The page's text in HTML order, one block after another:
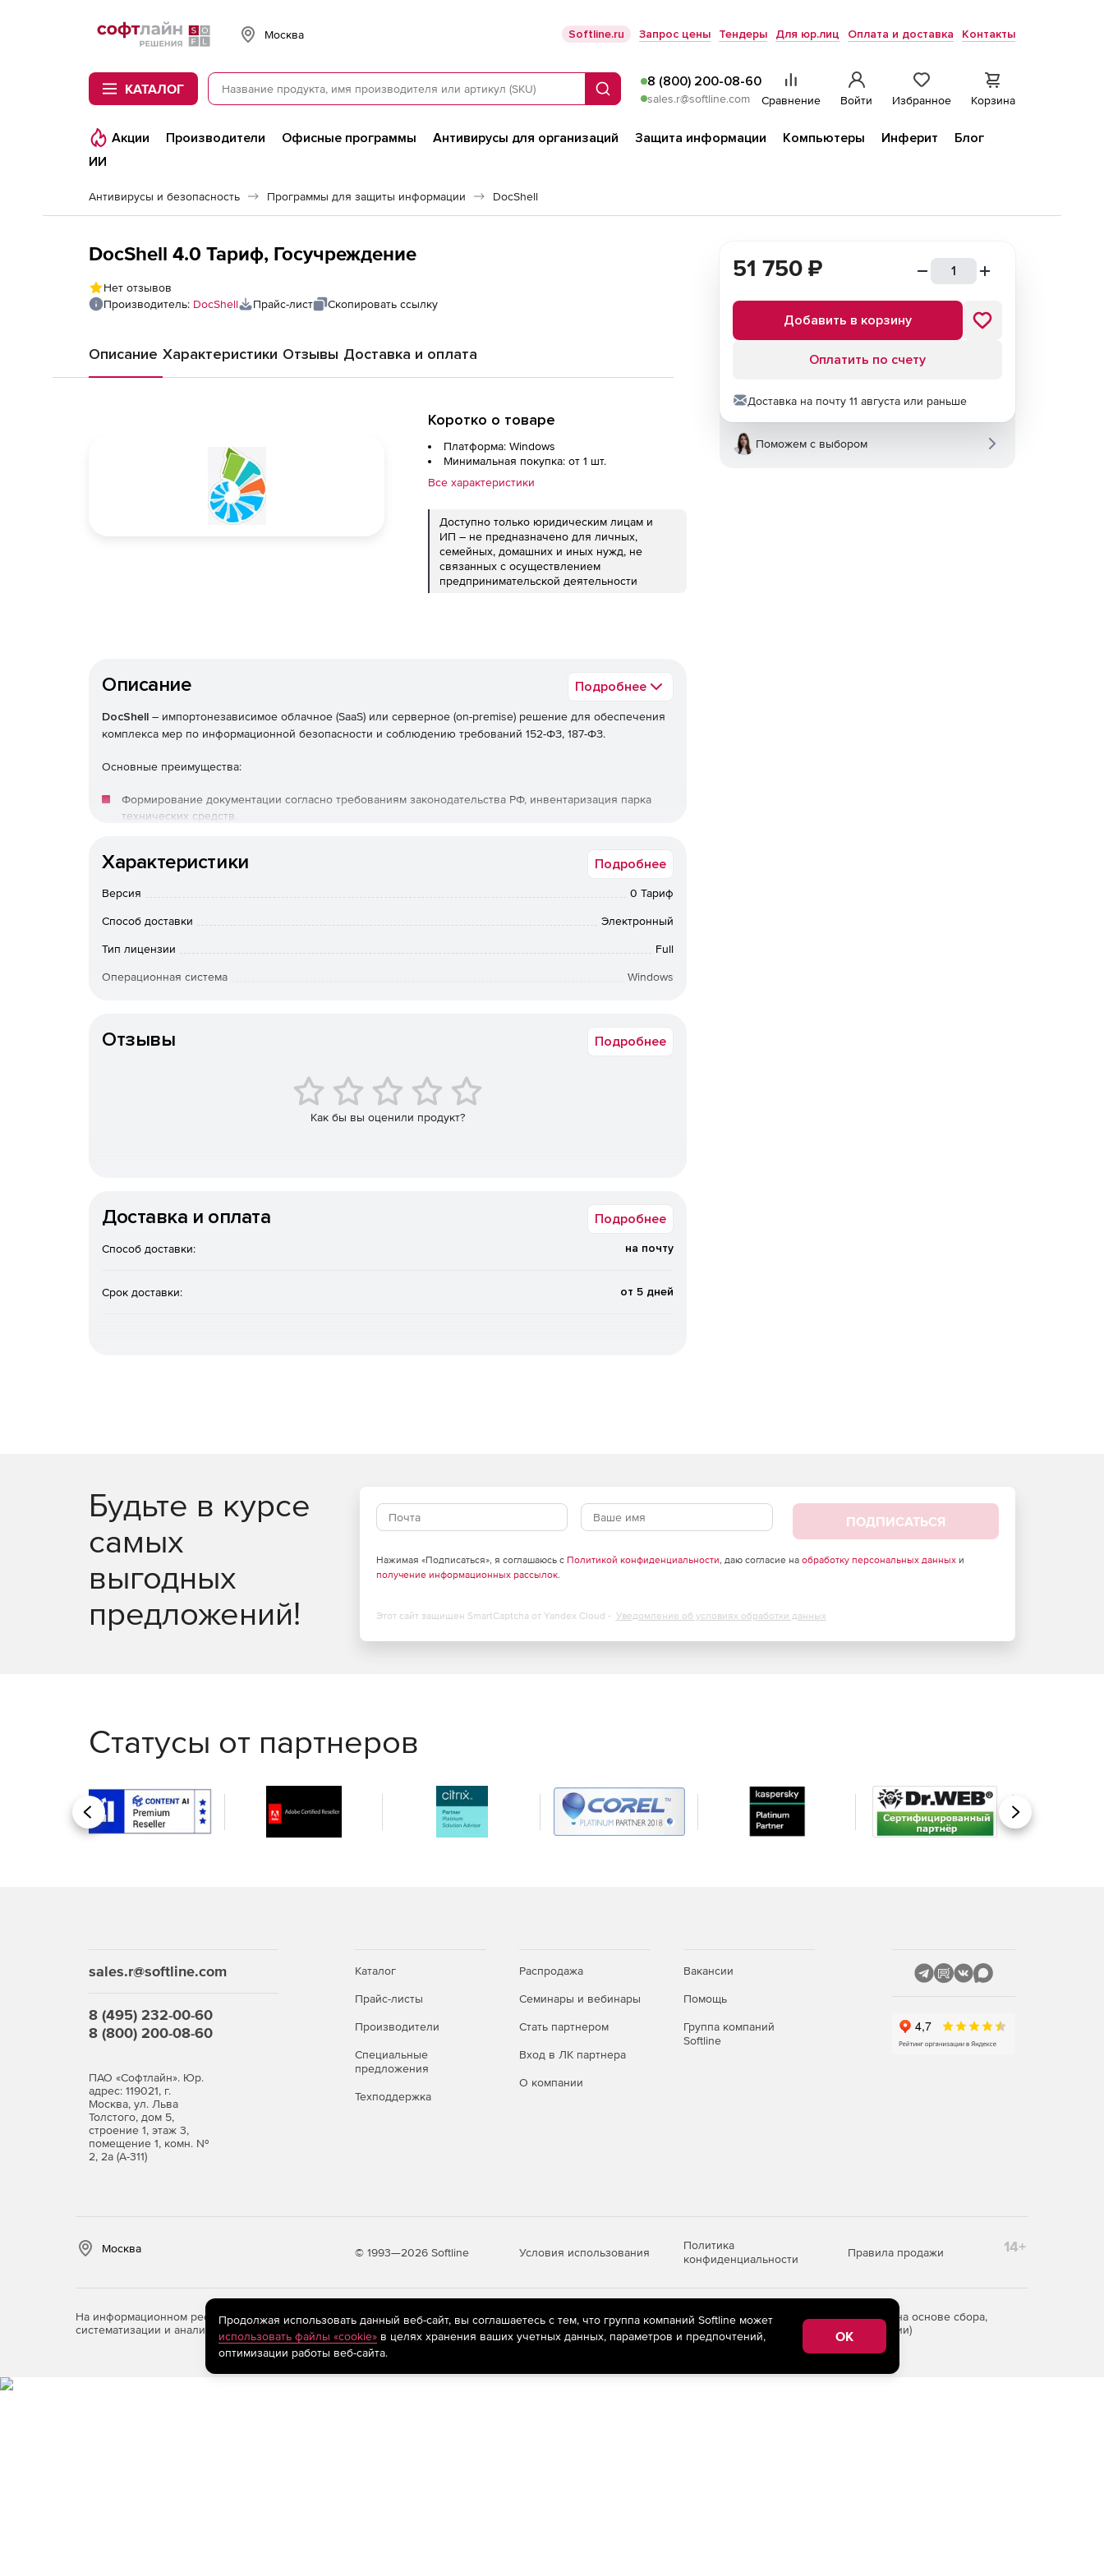
Softline
Москва Softline.ru Запрос цены Тендеры Для юр.лиц Оплата и доставка Контакты
КАТАЛОГ Поиск
8 (800) 200-08-60
sales.r@softline.com Сравнение Войти Избранное Корзина
Акции Производители Офисные программы Антивирусы для организаций Защита информации Компьютеры Инферит
Блог
ИИ
Антивирусы и безопасность Программы для защиты информации DocShell
DocShell 4.0 Тариф, Госучреждение
Нет отзывов
Производитель: DocShell Прайс-лист Скопировать ссылку
Описание Характеристики Отзывы Доставка и оплата
Коротко о товаре
Платформа: Windows
Минимальная покупка: от 1 шт.
Все характеристики
Доступно только юридическим лицам и
ИП – не предназначено для личных,
семейных, домашних и иных нужд, не
связанных с осуществлением
предпринимательской деятельности
Описание Подробнее
DocShell – импортонезависимое облачное (SaaS) или серверное (on-premise) решение для обеспечения
комплекса мер по информационной безопасности и соблюдению требований 152-ФЗ, 187-ФЗ.
Основные преимущества:
Формирование документации согласно требованиям законодательства РФ, инвентаризация парка
технических средств.
Оперативное реагирование и управление инцидентами.
Обеспечивает комплексную защиту информации объектов КИИ, ГИС, ИСПДн, АСУ ТП.
помогает спроектировать систему защиты объектов.
Оперативно подготавливает полный комплект ОРД в соответствии с актуальными требованиями
Характеристики Подробнее
Версия 0 Тариф
Способ доставки Электронный
Тип лицензии Full
Операционная система Windows
Отзывы Подробнее
Как бы вы оценили продукт?
Доставка и оплата Подробнее
Способ доставки: на почту
Срок доставки: от 5 дней
51 750 ₽
Добавить в корзину
Оплатить по счету
Доставка на почту 11 августа или раньше
Поможем с выбором
Будьте в курсе
самых
выгодных
предложений!
ПОДПИСАТЬСЯ
Нажимая «Подписаться», я соглашаюсь с Политикой конфиденциальности, даю согласие на обработку персональных данныхи
получение информационных рассылок.
Этот сайт защищен SmartCaptcha от Yandex Cloud - Уведомление об условиях обработки данных
Статусы от партнеров
Назад Вперед
sales.r@softline.com
8 (495) 232-00-60
8 (800) 200-08-60
ПАО «Софтлайн». Юр.
адрес: 119021, г.
Москва, ул. Льва
Толстого, дом 5,
строение 1, этаж 3,
помещение 1, комн. №
2, 2а (А-311)
Каталог
Прайс-листы
Производители
Специальные
предложения
Техподдержка
Распродажа
Семинары и вебинары
Стать партнером
Вход в ЛК партнера
О компании
Вакансии
Помощь
Группа компаний
Softline
Москва © 1993—2026 Softline Условия использования
Политика
конфиденциальности
Правила продажи 14+
На информационном ресурсе store.softline.ru применяютсярекомендательные технологии(информационные технологии предоставления информации на основе сбора,
систематизации и анализа сведений, относящихся к предпочтениям пользователей сети «Интернет», находящихся на территории Российской Федерации)
Продолжая использовать данный веб-сайт, вы соглашаетесь с тем, что группа компаний Softline может
использовать файлы «cookie»в целях хранения ваших учетных данных, параметров и предпочтений,
оптимизации работы веб-сайта.
OK